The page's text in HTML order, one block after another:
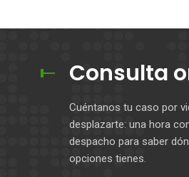
Consulta
Cuéntanos tu caso por
desplazarte: una hora
despacho para saber
opciones tienes.